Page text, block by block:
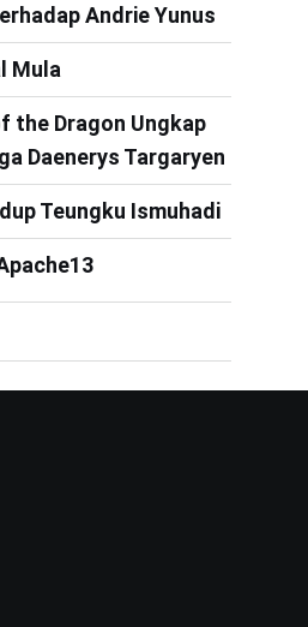
Andrie Yunus
Mula
the Dragon Ungkap
Daenerys Targaryen
Teungku Ismuhadi